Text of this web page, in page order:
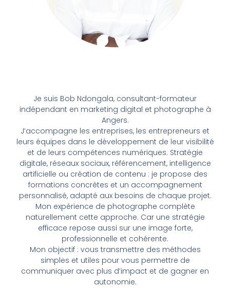
Je suis Bob Ndongala, consultant-formateur
indépendant en marketing digital et photographe à
Angers.
J’accompagne les entreprises, les entrepreneurs et
leurs équipes dans le développement de leur visibilité
et de leurs compétences numériques. Stratégie
digitale, réseaux sociaux, référencement, intelligence
artificielle ou création de contenu : je propose des
formations concrètes et un accompagnement
personnalisé, adapté aux besoins de chaque projet.
Mon expérience de photographe complète
naturellement cette approche. Car une stratégie
efficace repose aussi sur une image forte,
professionnelle et cohérente.
Mon objectif : vous transmettre des méthodes
simples et utiles pour vous permettre de
communiquer avec plus d’impact et de gagner en
autonomie.